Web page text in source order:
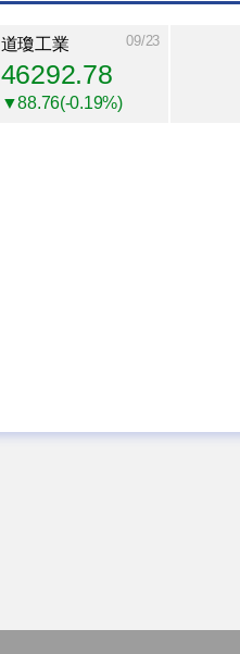
道瓊工業 09/23
46292.78
▼88.76(-0.19%)